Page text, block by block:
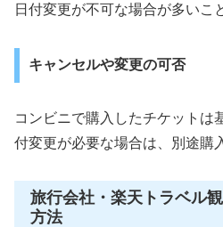
日付変更が不可な場合が多いこ
キャンセルや変更の可否
コンビニで購入したチケットは
付変更が必要な場合は、別途購
旅行会社・楽天トラベル
方法